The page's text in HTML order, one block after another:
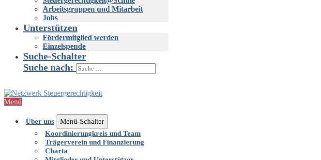
Arbeitsgruppen und Mitarbeit
Jobs
Unterstützen
Fördermitglied werden
Einzelspende
Suche-Schalter
Suche nach:
Menü
Über uns
Menü-Schalter
Koordinierungkreis und Team
Trägerverein und Finanzierung
Charta